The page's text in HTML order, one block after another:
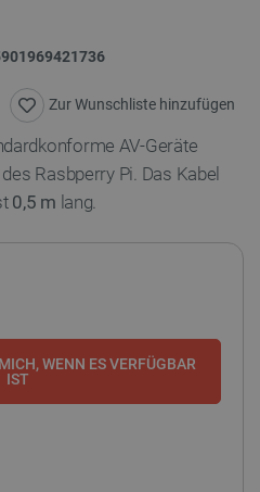
Zur Wunschliste hinzufügen
AV-Geräte
Rasbperry Pi. Das Kabel
0,5 m lang.
WENN ES VERFÜGBAR
IST